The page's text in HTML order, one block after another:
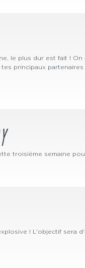
le plus dur est fait !
principaux
troisième semaine
! L'objectif sera